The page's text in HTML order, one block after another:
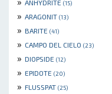
ANHYDRITE (15)
» ARAGONIT (13)
» BARITE (41)
» CAMPO DEL CIELO (23)
» DIOPSIDE (12)
» EPIDOTE (20)
» FLUSSPAT (25)